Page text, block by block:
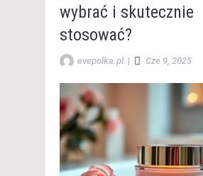
wybrać i skutecznie
stosować?
evepolka.pl | Cze 9, 2025